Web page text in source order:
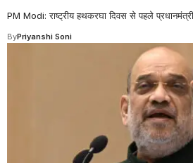
PM Modi: राष्ट्रीय हथकरघा दिवस से पहले
ByPriyanshi Soni